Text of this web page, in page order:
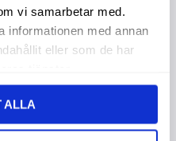
vi samarbetar med.
informationen med annan
eller som de har
ALLA
Oljefilter Jd
Re504836
Garanti 1 år. Köpa större
399,00:-